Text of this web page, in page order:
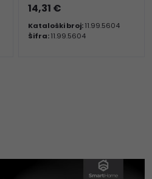
14,31 €
Kataloški broj:11.99.5604
Šifra:11.99.5604